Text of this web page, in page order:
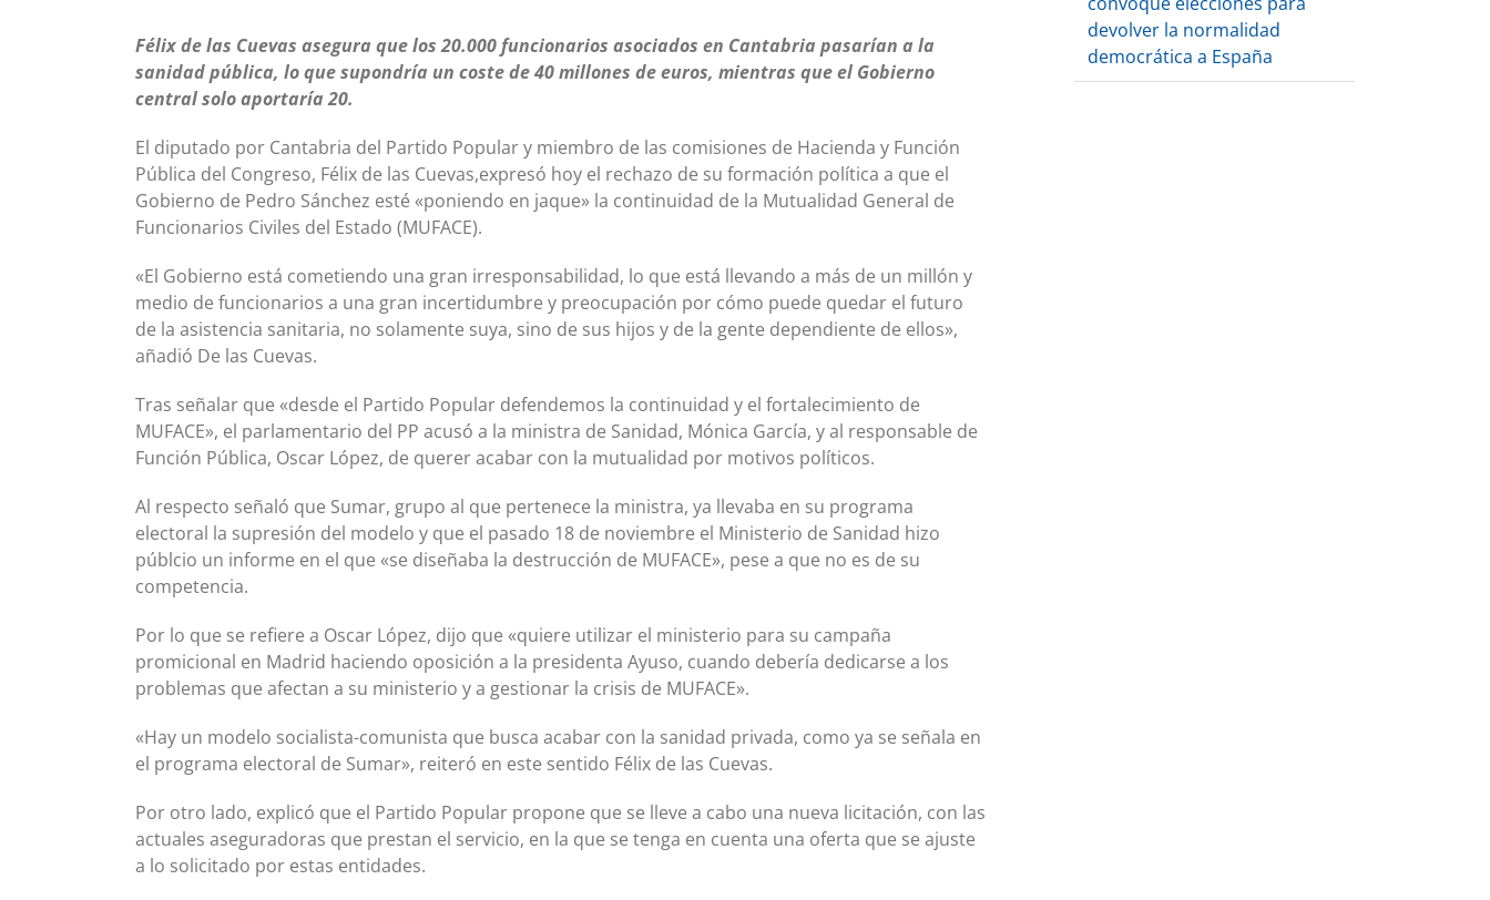
Félix de las Cuevas asegura que los 20.000 funcionarios asociados en Cantabria pasarían a la
sanidad pública, lo que supondría un coste de 40 millones de euros, mientras que el Gobierno
central solo aportaría 20.
El diputado por Cantabria del Partido Popular y miembro de las comisiones de Hacienda y Función
Pública del Congreso, Félix de las Cuevas,expresó hoy el rechazo de su formación política a que el
Gobierno de Pedro Sánchez esté «poniendo en jaque» la continuidad de la Mutualidad General de
Funcionarios Civiles del Estado (MUFACE).
«El Gobierno está cometiendo una gran irresponsabilidad, lo que está llevando a más de un millón y
medio de funcionarios a una gran incertidumbre y preocupación por cómo puede quedar el futuro
de la asistencia sanitaria, no solamente suya, sino de sus hijos y de la gente dependiente de ellos»,
añadió De las Cuevas.
Tras señalar que «desde el Partido Popular defendemos la continuidad y el fortalecimiento de
MUFACE», el parlamentario del PP acusó a la ministra de Sanidad, Mónica García, y al responsable de
Función Pública, Oscar López, de querer acabar con la mutualidad por motivos políticos.
Al respecto señaló que Sumar, grupo al que pertenece la ministra, ya llevaba en su programa
electoral la supresión del modelo y que el pasado 18 de noviembre el Ministerio de Sanidad hizo
públcio un informe en el que «se diseñaba la destrucción de MUFACE», pese a que no es de su
competencia.
Por lo que se refiere a Oscar López, dijo que «quiere utilizar el ministerio para su campaña
promicional en Madrid haciendo oposición a la presidenta Ayuso, cuando debería dedicarse a los
problemas que afectan a su ministerio y a gestionar la crisis de MUFACE».
«Hay un modelo socialista-comunista que busca acabar con la sanidad privada, como ya se señala en
el programa electoral de Sumar», reiteró en este sentido Félix de las Cuevas.
Por otro lado, explicó que el Partido Popular propone que se lleve a cabo una nueva licitación, con las
actuales aseguradoras que prestan el servicio, en la que se tenga en cuenta una oferta que se ajuste
a lo solicitado por estas entidades.
devolver la normalidad
democrática a España